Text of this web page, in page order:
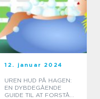
12. januar 2024
UREN HUD PÅ HAGEN:
EN DYBDEGÅENDE
GUIDE TIL AT FORSTÅ